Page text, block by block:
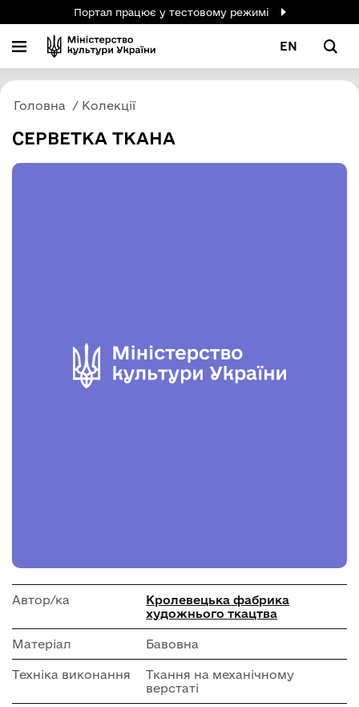
Портал працює у тестовому режимі
EN
Головна Колекції
СЕРВЕТКА ТКАНА
Автор/ка
Кролевецька фабрика
художнього ткацтва
Матеріал Бавовна
Техніка виконання
Ткання на механічному
верстаті